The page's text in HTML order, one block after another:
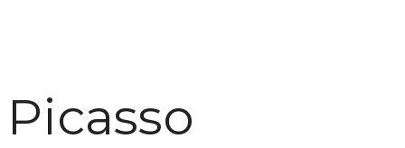
Picasso